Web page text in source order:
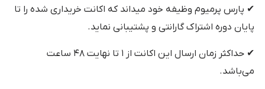
✔ پارس پرمیوم وظیفه خود میداند که اکانت خریداری شده را تا
پایان دوره اشتراک گارانتی و پشتیبانی نماید.
✔ حداکثر زمان ارسال این اکانت از ۱ تا نهایت ۴۸ ساعت
می‌باشد.